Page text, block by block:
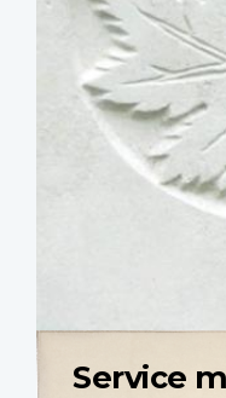
Service